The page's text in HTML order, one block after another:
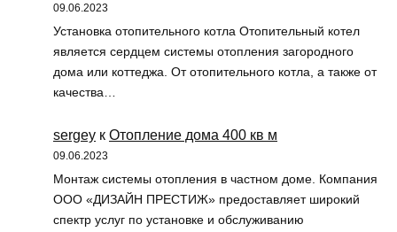
09.06.2023
Установка отопительного котла Отопительный котел
является сердцем системы отопления загородного
дома или коттеджа. От отопительного котла, а также от
качества…
sergey к Отопление дома 400 кв м
09.06.2023
Монтаж системы отопления в частном доме. Компания
ООО «ДИЗАЙН ПРЕСТИЖ» предоставляет широкий
спектр услуг по установке и обслуживанию